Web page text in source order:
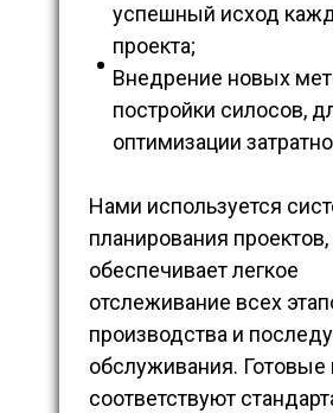
успешный исход
проекта;
Внедрение новых
постройки силосов,
оптимизации
Нами используется
планирования проектов,
обеспечивает легкое
отслеживание всех
производства и
обслуживания. Готовые
соответствуют